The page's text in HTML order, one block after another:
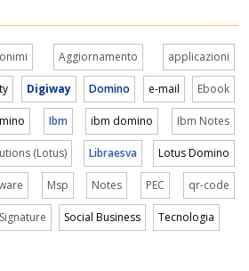
Aggiornamento applicazioni
Digiway Domino e-mail Ebook
Ibm ibm domino Ibm Notes
(Lotus) Libraesva Lotus Domino
Msp Notes PEC qr-code
Signature Social Business Tecnologia